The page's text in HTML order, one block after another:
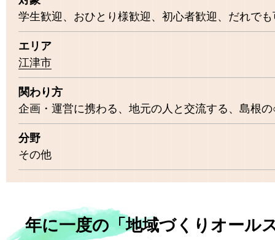
学生歓迎、おひとり様歓迎、初心者歓迎、だれでも
エリア
江津市
関わり方
企画・運営に携わる、地元の人と交流する、島根
分野
その他
年に一度の「地域づくりオール